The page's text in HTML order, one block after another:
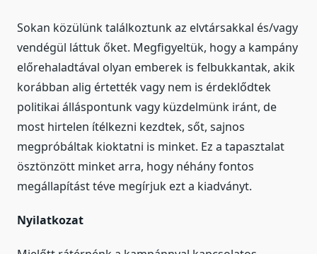
Sokan közülünk találkoztunk az elvtársakkal és/vagy
vendégül láttuk őket. Megfigyeltük, hogy a kampány
előrehaladtával olyan emberek is felbukkantak, akik
korábban alig értették vagy nem is érdeklődtek
politikai álláspontunk vagy küzdelmünk iránt, de
most hirtelen ítélkezni kezdtek, sőt, sajnos
megpróbáltak kioktatni is minket. Ez a tapasztalat
ösztönzött minket arra, hogy néhány fontos
megállapítást téve megírjuk ezt a kiadványt.
Nyilatkozat